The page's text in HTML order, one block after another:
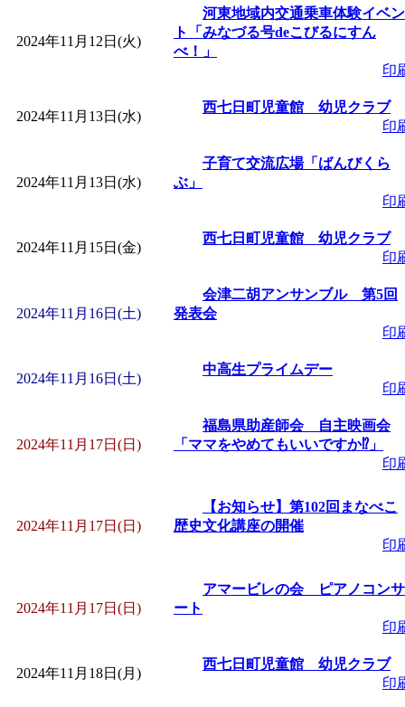
2024年11月12日(火)
河東地域内交通乗車体験イベン
ト「みなづる号deこびるにすん
べ！」
印
2024年11月13日(水)
西七日町児童館 幼児クラブ
印
2024年11月13日(水)
子育て交流広場「ばんびくら
ぶ」
印
2024年11月15日(金)
西七日町児童館 幼児クラブ
印
2024年11月16日(土)
会津二胡アンサンブル 第5回
発表会
印
2024年11月16日(土)
中高生プライムデー
印
2024年11月17日(日)
福島県助産師会 自主映画会
「ママをやめてもいいですか⁉」
印
2024年11月17日(日)
【お知らせ】第102回まなべこ
歴史文化講座の開催
印
2024年11月17日(日)
アマービレの会 ピアノコンサ
ート
印
2024年11月18日(月)
西七日町児童館 幼児クラブ
印